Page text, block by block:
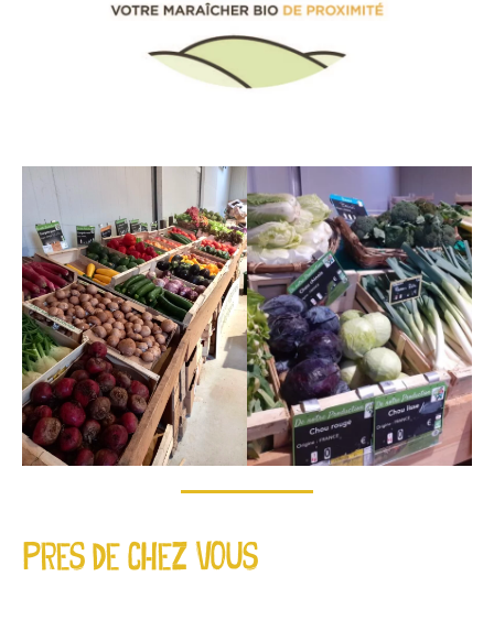
PRES DE CHEZ VOUS